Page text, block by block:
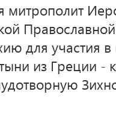
митрополит
для участия
из Греции -